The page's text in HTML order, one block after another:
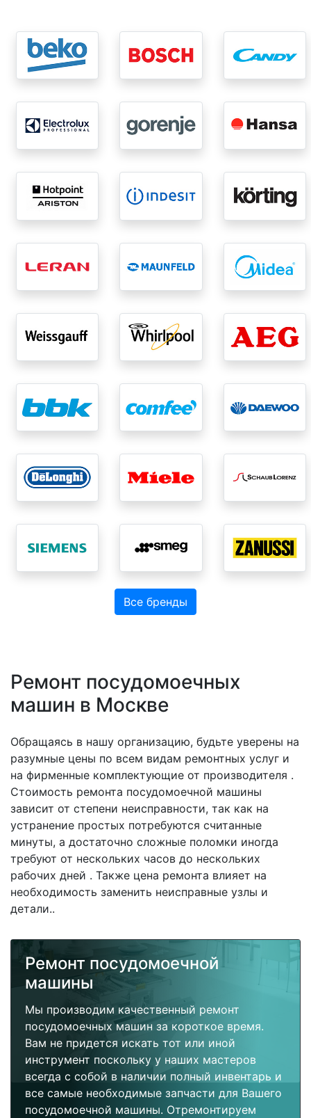
Все бренды
Ремонт посудомоечных
машин в Москве
Обращаясь в нашу организацию, будьте уверены на
разумные цены по всем видам ремонтных услуг и
на фирменные комплектующие от производителя .
Стоимость ремонта посудомоечной машины
зависит от степени неисправности, так как на
устранение простых потребуются считанные
минуты, а достаточно сложные поломки иногда
требуют от нескольких часов до нескольких
рабочих дней . Также цена ремонта влияет на
необходимость заменить неисправные узлы и
детали..
Ремонт посудомоечной
машины
Мы производим качественный ремонт
посудомоечных машин за короткое время.
Вам не придется искать тот или иной
инструмент поскольку у наших мастеров
всегда с собой в наличии полный инвентарь и
все самые необходимые запчасти для Вашего
посудомоечной машины. Отремонтируем